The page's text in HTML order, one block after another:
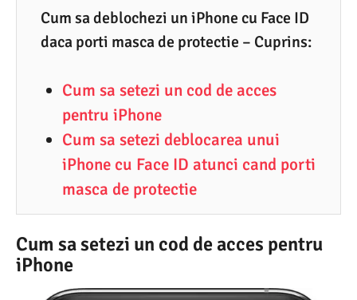
Cum sa deblochezi un iPhone cu Face ID
daca porti masca de protectie – Cuprins:
Cum sa setezi un cod de acces
pentru iPhone
Cum sa setezi deblocarea unui
iPhone cu Face ID atunci cand porti
masca de protectie
Cum sa setezi un cod de acces pentru
iPhone